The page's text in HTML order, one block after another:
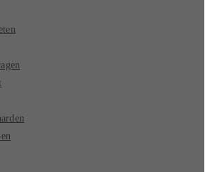
op